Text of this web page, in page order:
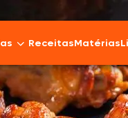
ReceitasMatérias